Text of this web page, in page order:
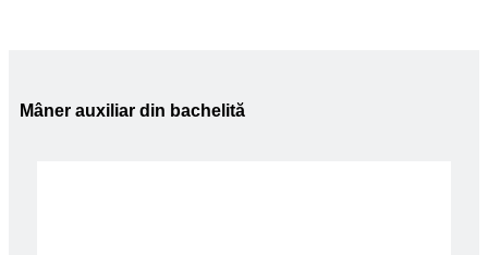
Mâner auxiliar din bachelită